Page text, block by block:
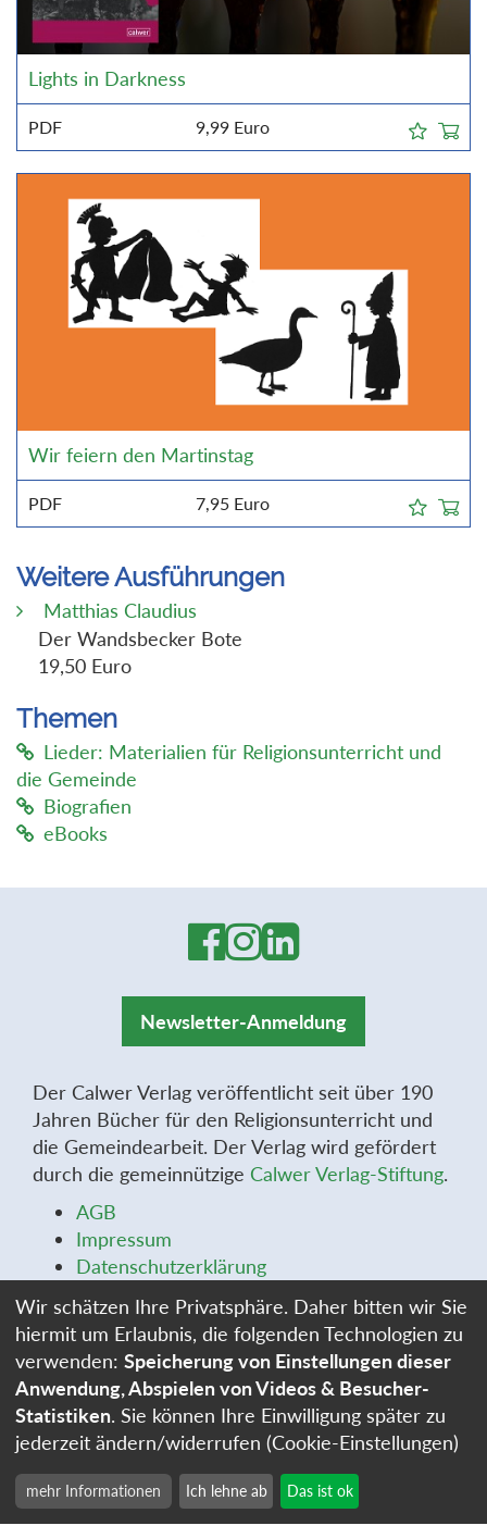
Lights in Darkness
PDF 9,99 Euro
Wir feiern den Martinstag
PDF 7,95 Euro
Weitere Ausführungen
Matthias Claudius
Der Wandsbecker Bote
19,50 Euro
Themen
Lieder: Materialien für Religionsunterricht und
die Gemeinde
Biografien
eBooks
Newsletter-Anmeldung
Der Calwer Verlag veröffentlicht seit über 190
Jahren Bücher für den Religionsunterricht und
die Gemeindearbeit. Der Verlag wird gefördert
durch die gemeinnützige Calwer Verlag-Stiftung.
AGB
Impressum
Datenschutzerklärung
Widerrufsbelehrung
Widerrufsformular
Stellenangebote
Cookie-Einstellungen
Wir schätzen Ihre Privatsphäre. Daher bitten wir Sie
hiermit um Erlaubnis, die folgenden Technologien zu
verwenden: Speicherung von Einstellungen dieser
Anwendung, Abspielen von Videos & Besucher-
Statistiken. Sie können Ihre Einwilligung später zu
jederzeit ändern/widerrufen (Cookie-Einstellungen)
mehr Informationen Ich lehne ab Das ist ok